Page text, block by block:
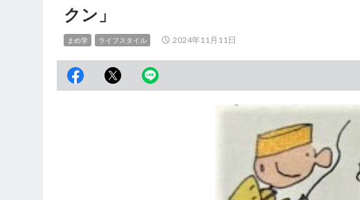
クン」
まめ学 ライフスタイル 2024年11月11日